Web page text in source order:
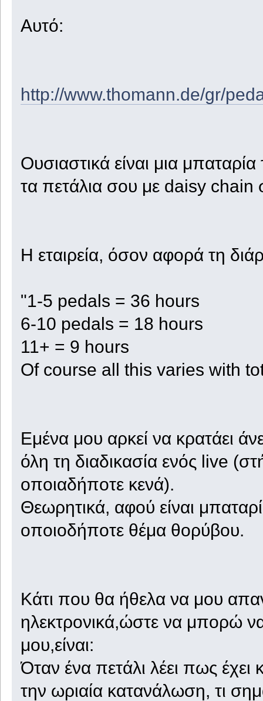
Αυτό:
http://www.thomann.de/gr/
Ουσιαστικά είναι μια
τα πετάλια σου με daisy chain
Η εταιρεία, όσον αφορά τη
"1-5 pedals = 36 hours
6-10 pedals = 18 hours
11+ = 9 hours
Of course all this varies with
Εμένα μου αρκεί να κρατάει
όλη τη διαδικασία ενός live
οποιαδήποτε κενά).
Θεωρητικά, αφού είναι
οποιοδήποτε θέμα θορύβου.
Κάτι που θα ήθελα να μου
ηλεκτρονικά,ώστε να μπορώ
μου,είναι:
Όταν ένα πετάλι λέει πως
την ωριαία κατανάλωση, τι